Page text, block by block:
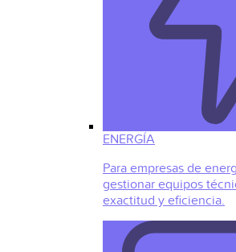
ENERGÍA
Para empresas de
gestionar equipos
exactitud y eficiencia.